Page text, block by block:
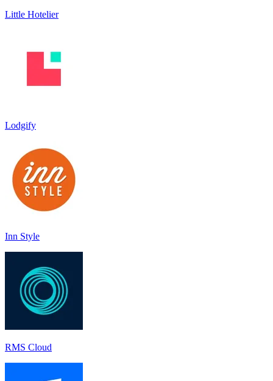
Little Hotelier
Lodgify
Inn Style
RMS Cloud